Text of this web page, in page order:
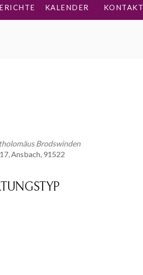
KALENDER KONTAKT
Brodswinden
Ansbach, 91522